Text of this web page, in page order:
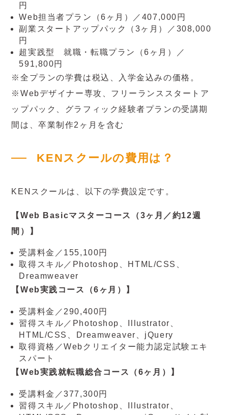
円
Web担当者プラン（6ヶ月）／407,000円
副業スタートアップパック（3ヶ月）／308,000
円
超実践型 就職・転職プラン（6ヶ月）／
591,800円
※全プランの学費は税込、入学金込みの価格。
※Webデザイナー専攻、フリーランススタートア
ップパック、グラフィック経験者プランの受講期
間は、卒業制作2ヶ月を含む
KENスクールの費用は？
KENスクールは、以下の学費設定です。
【Web Basicマスターコース（3ヶ月／約12週
間）】
受講料金／155,100円
取得スキル／Photoshop、HTML/CSS、
Dreamweaver
【Web実践コース（6ヶ月）】
受講料金／290,400円
習得スキル／Photoshop、Illustrator、
HTML/CSS、Dreamweaver、jQuery
取得資格／Webクリエイター能力認定試験エキ
スパート
【Web実践就転職総合コース（6ヶ月）】
受講料金／377,300円
習得スキル／Photoshop、Illustrator、